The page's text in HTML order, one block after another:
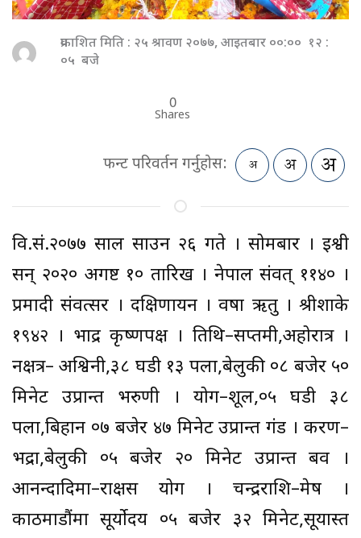
प्रकाशित मिति : २५ श्रावण २०७७, आइतबार ००:०० १२ :
०५ बजे
0
Shares
फन्ट परिवर्तन गर्नुहोस:
वि.सं.२०७७ साल साउन २६ गते । सोमबार । ईश्वी
सन् २०२० अगष्ट १० तारिख । नेपाल संवत् ११४० ।
प्रमादी संवत्सर । दक्षिणायन । वर्षा ऋतु । श्रीशाके
१९४२ । भाद्र कृष्णपक्ष । तिथि–सप्तमी,अहोरात्र ।
नक्षत्र– अश्विनी,३८ घडी १३ पला,बेलुकी ०८ बजेर ५०
मिनेट उप्रान्त भरुणी । योग–शूल,०५ घडी ३८
पला,बिहान ०७ बजेर ४७ मिनेट उप्रान्त गंड । करण–
भद्रा,बेलुकी ०५ बजेर २० मिनेट उप्रान्त बव ।
आनन्दादिमा–राक्षस योग । चन्द्रराशि–मेष ।
काठमाडौंमा सूर्योदय ०५ बजेर ३२ मिनेट,सूर्यास्त